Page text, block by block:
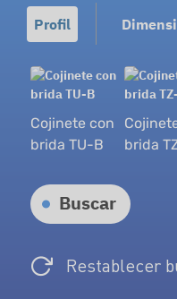
Profil
Cojinete con
brida TU-B
brida
Buscar
Restablecer